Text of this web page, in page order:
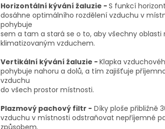
Horizontální kývání žaluzie - S funkcí
dosáhne optimálního rozdělení vzduchu v
pohybuje
sem a tam a stará se o to, aby všechny
klimatizovaným vzduchem.
Vertikální kývání žaluzie - Klapka
pohybuje nahoru a dolů, a tím zajišťuje
vzduchu
do všech prostor místnosti.
Plazmový pachový filtr - Díky ploše přibližně
vzduchu v místnosti odstraňovat nepříjemné
způsobem.